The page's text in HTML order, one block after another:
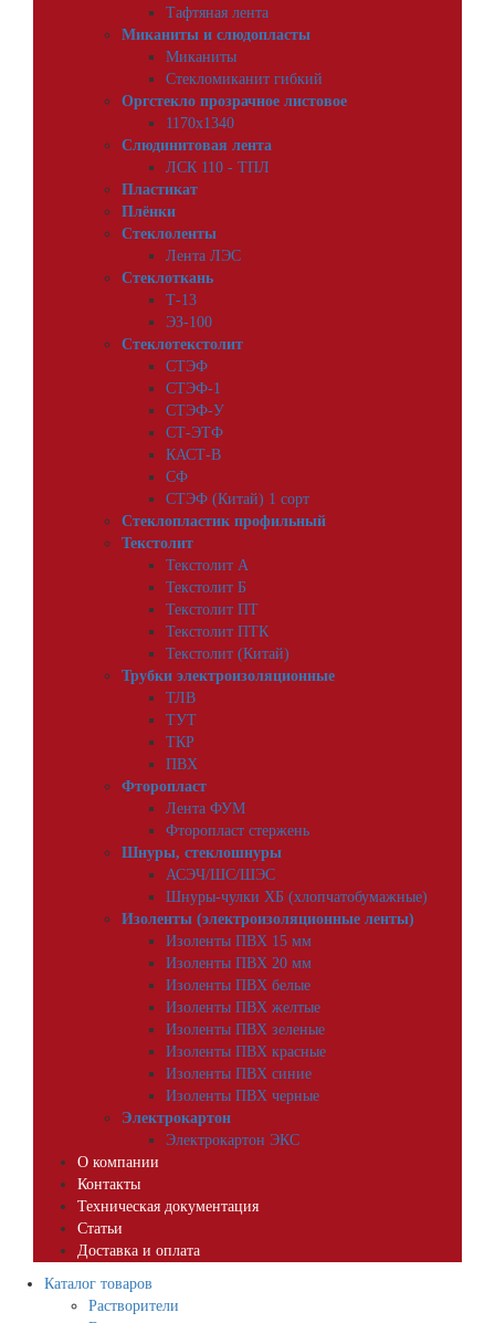
Тафтяная лента
Миканиты и слюдопласты
Миканиты
Стекломиканит гибкий
Оргстекло прозрачное листовое
1170х1340
Слюдинитовая лента
ЛСК 110 - ТПЛ
Пластикат
Плёнки
Стеклоленты
Лента ЛЭС
Стеклоткань
Т-13
ЭЗ-100
Стеклотекстолит
СТЭФ
СТЭФ-1
СТЭФ-У
СТ-ЭТФ
КАСТ-В
СФ
СТЭФ (Китай) 1 сорт
Стеклопластик профильный
Текстолит
Текстолит А
Текстолит Б
Текстолит ПТ
Текстолит ПТК
Текстолит (Китай)
Трубки электроизоляционные
ТЛВ
ТУТ
ТКР
ПВХ
Фторопласт
Лента ФУМ
Фторопласт стержень
Шнуры, стеклошнуры
АСЭЧ/ШС/ШЭС
Шнуры-чулки ХБ (хлопчатобумажные)
Изоленты (электроизоляционные ленты)
Изоленты ПВХ 15 мм
Изоленты ПВХ 20 мм
Изоленты ПВХ белые
Изоленты ПВХ желтые
Изоленты ПВХ зеленые
Изоленты ПВХ красные
Изоленты ПВХ синие
Изоленты ПВХ черные
Электрокартон
Электрокартон ЭКС
О компании
Контакты
Техническая документация
Статьи
Доставка и оплата
Каталог товаров
Растворители